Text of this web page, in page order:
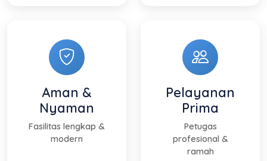
Aman &
Nyaman
Fasilitas lengkap &
modern
Pelayanan
Prima
Petugas
profesional &
ramah